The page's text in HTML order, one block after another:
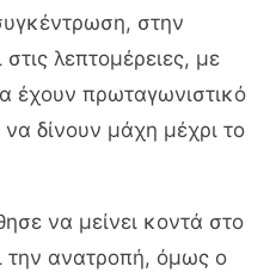
στην
στις λεπτομέρειες, με
έχουν πρωταγωνιστικό
δίνουν μάχη μέχρι το
να μείνει κοντά στο
την ανατροπή, όμως ο